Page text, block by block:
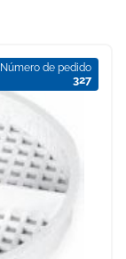
Número de pedido
327